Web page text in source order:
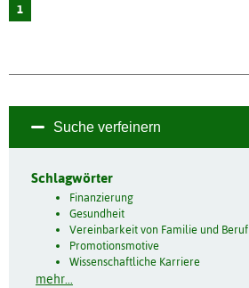
1
Suche verfeinern
Schlagwörter
Finanzierung
Gesundheit
Vereinbarkeit von Familie und Beruf
Promotionsmotive
Wissenschaftliche Karriere
mehr...